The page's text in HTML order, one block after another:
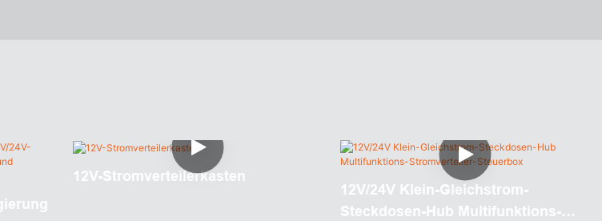
12V-Stromverteilerkasten
12V/24V Klein-Gleichstrom-
Steckdosen-Hub Multifunktions-